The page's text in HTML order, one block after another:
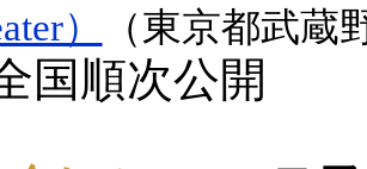
） （東京都武蔵
国順次公開